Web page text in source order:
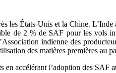
les États-Unis et la Chine.
de 2 % de SAF pour les vols
indienne des
des matières premières au
accélérant l’adoption des SAF